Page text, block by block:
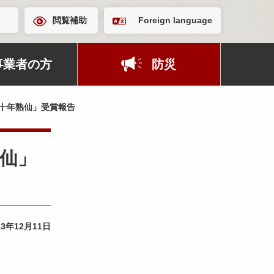
閲覧補助 Foreign language
業者の方 防災
年熟仙」受賞報告
」
年12月11日